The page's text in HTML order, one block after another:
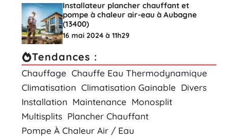
Installateur plancher chauffant et
pompe à chaleur air-eau à Aubagne
(13400)
16 mai 2024 à 11h29
Tendances :
Chauffage Chauffe Eau Thermodynamique
Climatisation Climatisation Gainable Divers
Installation Maintenance Monosplit
Multisplits Plancher Chauffant
Pompe À Chaleur Air / Eau